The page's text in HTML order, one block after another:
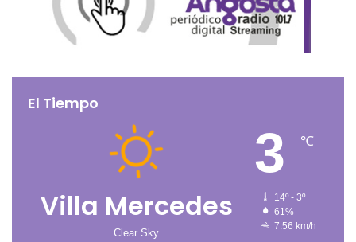
El Tiempo
Villa Mercedes
Clear Sky
3 ℃
14º - 3º
61%
7.56 km/h